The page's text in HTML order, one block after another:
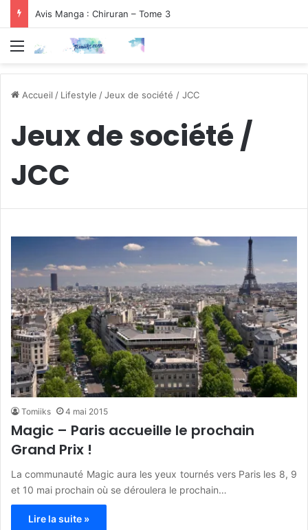
Avis Manga : Chiruran – Tome 3
Menu
Accueil / Lifestyle /Jeux de société / JCC
Jeux de société /
JCC
Tomiiks 4 mai 2015
Magic – Paris accueille le prochain
Grand Prix !
La communauté Magic aura les yeux tournés vers Paris les 8, 9
et 10 mai prochain où se déroulera le prochain…
Lire la suite »